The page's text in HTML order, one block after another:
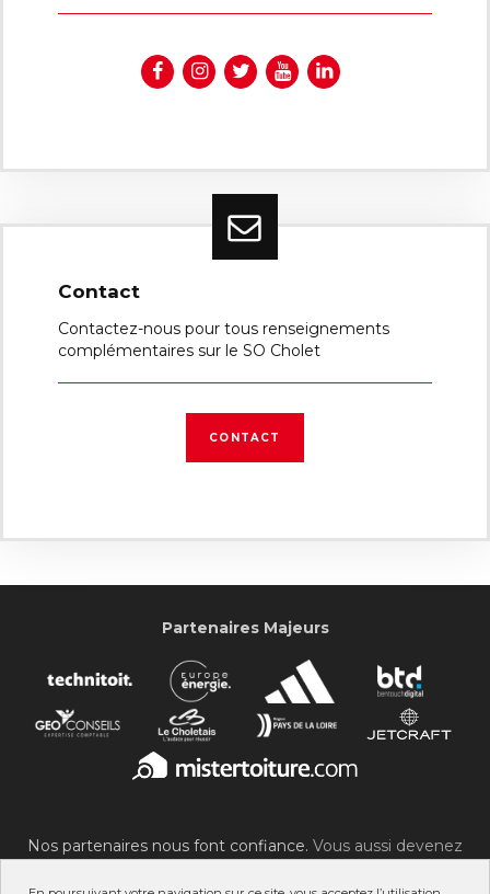
Contact
Contactez-nous pour tous renseignements
complémentaires sur le SO Cholet
CONTACT
Partenaires Majeurs
Nos partenaires nous font confiance. Vous aussi devenez